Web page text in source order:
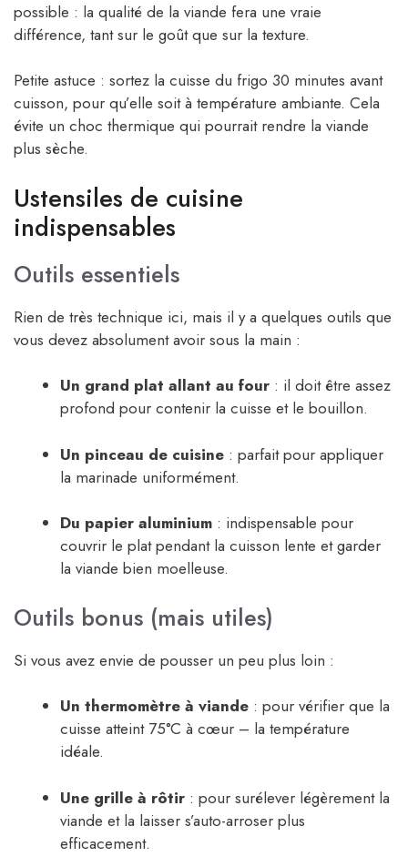
possible : la qualité de la viande fera une vraie
différence, tant sur le goût que sur la texture.
Petite astuce : sortez la cuisse du frigo 30 minutes avant
cuisson, pour qu’elle soit à température ambiante. Cela
évite un choc thermique qui pourrait rendre la viande
plus sèche.
Ustensiles de cuisine
indispensables
Outils essentiels
Rien de très technique ici, mais il y a quelques outils que
vous devez absolument avoir sous la main :
Un grand plat allant au four : il doit être assez
profond pour contenir la cuisse et le bouillon.
Un pinceau de cuisine : parfait pour appliquer
la marinade uniformément.
Du papier aluminium : indispensable pour
couvrir le plat pendant la cuisson lente et garder
la viande bien moelleuse.
Outils bonus (mais utiles)
Si vous avez envie de pousser un peu plus loin :
Un thermomètre à viande : pour vérifier que la
cuisse atteint 75°C à cœur – la température
idéale.
Une grille à rôtir : pour surélever légèrement la
viande et la laisser s’auto-arroser plus
efficacement.